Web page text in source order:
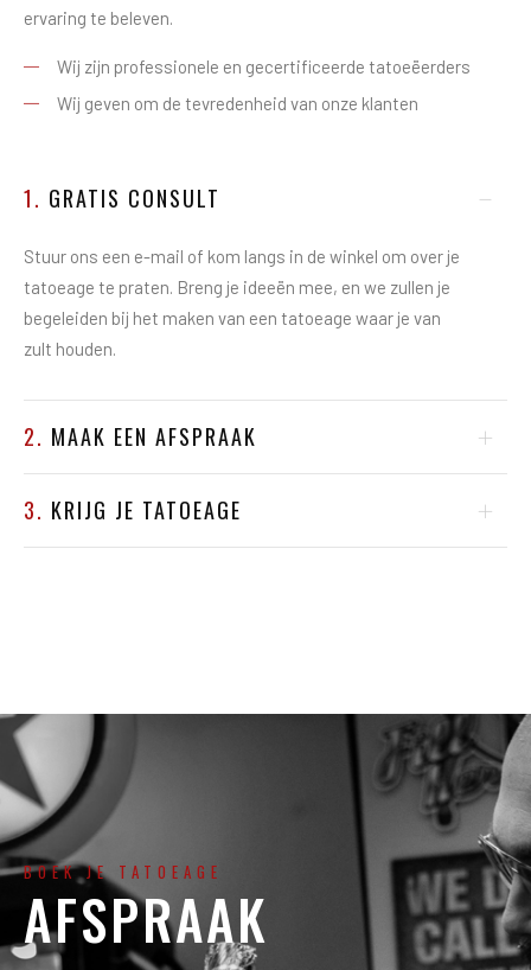
ervaring te beleven.
Wij zijn professionele en gecertificeerde tatoeëerders
Wij geven om de tevredenheid van onze klanten
1. GRATIS CONSULT
Stuur ons een e-mail of kom langs in de winkel om over je
tatoeage te praten. Breng je ideeën mee, en we zullen je
begeleiden bij het maken van een tatoeage waar je van
zult houden.
2. MAAK EEN AFSPRAAK
3. KRIJG JE TATOEAGE
BOEK JE TATOEAGE
AFSPRAAK